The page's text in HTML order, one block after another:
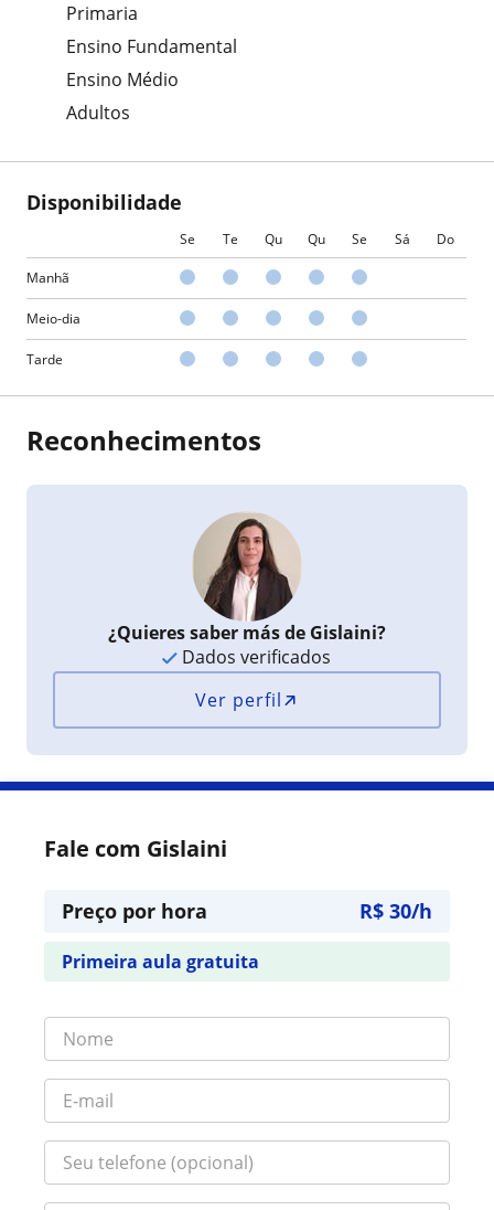
Primaria
Ensino Fundamental
Ensino Médio
Adultos
Disponibilidade
Se Te Qu Qu Se Sá Do
Manhã
Meio-dia
Tarde
Reconhecimentos
¿Quieres saber más de Gislaini?
Dados verificados
Ver perfil
Fale com Gislaini
Preço por hora R$ 30/h
Primeira aula gratuita